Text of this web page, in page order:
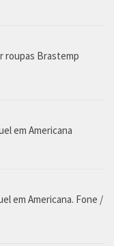
roupas Brastemp
em Americana
em Americana. Fone /